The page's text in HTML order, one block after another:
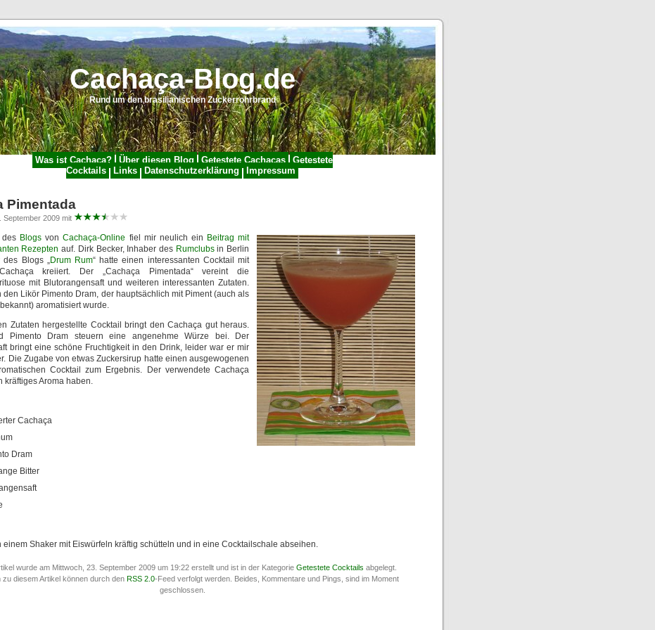
Cachaça-Blog.de
Rund um den brasilianischen Zuckerrohrbrand
Was ist Cachaça? Über diesen Blog Getestete Cachaças
Getestete
Cocktails
Links Datenschutzerklärung Impressum
Pimentada
September 2009 mit
des Blogs vonCachaça-Online fiel mir neulich ein Beitrag mit
Rezepten auf. Dirk Becker, Inhaber des Rumclubsin Berlin
des Blogs „Drum Rum“ hatte einen interessanten Cocktail mit
kreiiert. Der „Cachaça Pimentada“ vereint die
mit Blutorangensaft und weiteren interessanten Zutaten.
den Likör Pimento Dram, der hauptsächlich mit Piment (auch als
aromatisiert wurde.
Zutaten hergestellte Cocktail bringt den Cachaça gut heraus.
Pimento Dram steuern eine angenehme Würze bei. Der
bringt eine schöne Fruchtigkeit in den Drink, leider war er mir
Die Zugabe von etwas Zuckersirup hatte einen ausgewogenen
Cocktail zum Ergebnis. Der verwendete Cachaça
kräftiges Aroma haben.
Cachaça
Dram
Bitter
einem Shaker mit Eiswürfeln kräftig schütteln und in eine Cocktailschale abseihen.
wurde am Mittwoch, 23. September 2009 um 19:22 erstellt und ist in der Kategorie Getestete Cocktails abgelegt.
zu diesem Artikel können durch den RSS 2.0-Feed verfolgt werden. Beides, Kommentare und Pings, sind im Moment
geschlossen.